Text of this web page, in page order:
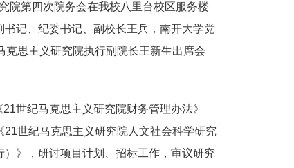
院第四次院务会在我校八里台校区服务楼
记、纪委书记、副校长王兵，南开大学党
思主义研究院执行副院长王新生出席会
世纪马克思主义研究院财务管理办法》
世纪马克思主义研究院人文社会科学研究
》，研讨项目计划、招标工作，审议研究